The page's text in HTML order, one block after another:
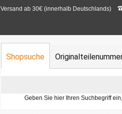
ab 30€ (innerhalb Deutschlands)
Shopsuche
Geben Sie hier Ihren Suchbegriff